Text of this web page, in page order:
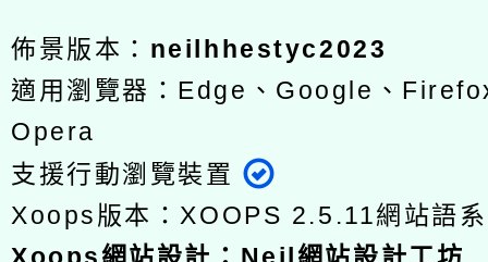
佈景版本： neilhhestyc2023
適用瀏覽器：Edge、Google、
Opera
支援行動瀏覽裝置
Xoops版本： XOOPS 2.5.11網站語